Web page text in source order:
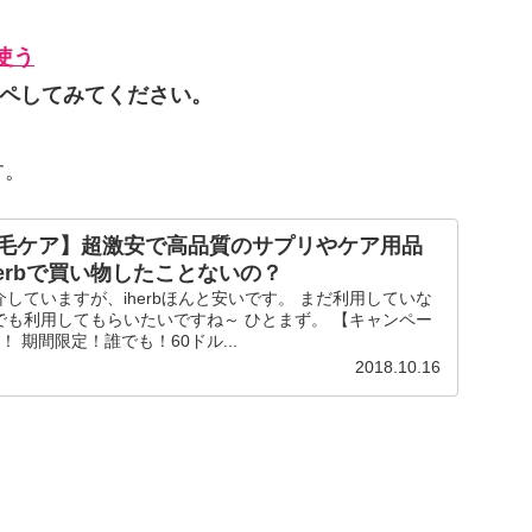
う
してみてください。
ケア】超激安で高品質のサプリやケア用品
で買い物したことないの？
していますが、iherbほんと安いです。 まだ利用していな
も利用してもらいたいですね～ ひとまず。 【キャンペー
期間限定！誰でも！60ドル...
2018.10.16